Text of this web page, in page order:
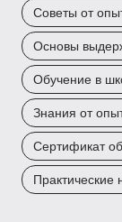
Советы от
Основы
Обучение в
Знания от
Сертификат
Практические